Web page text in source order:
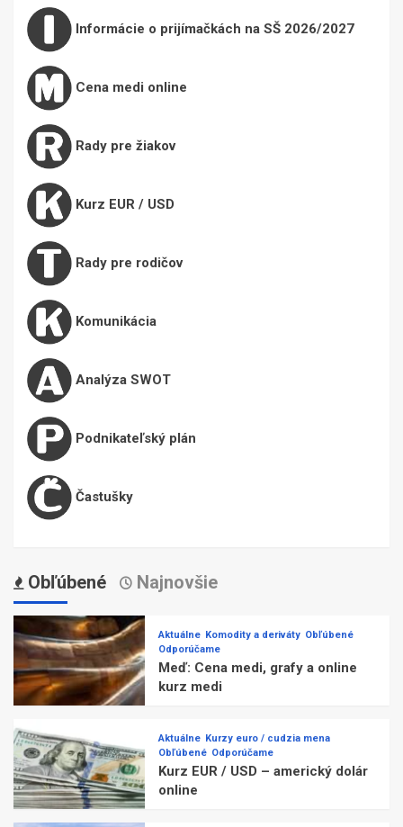
Informácie o prijímačkách na SŠ 2026/2027
Cena medi online
Rady pre žiakov
Kurz EUR / USD
Rady pre rodičov
Komunikácia
Analýza SWOT
Podnikateľský plán
Častušky
Obľúbené Najnovšie
Aktuálne Komodity a deriváty Obľúbené
Odporúčame
Meď: Cena medi, grafy a online
kurz medi
Aktuálne Kurzy euro / cudzia mena
Obľúbené Odporúčame
Kurz EUR / USD – americký dolár
online